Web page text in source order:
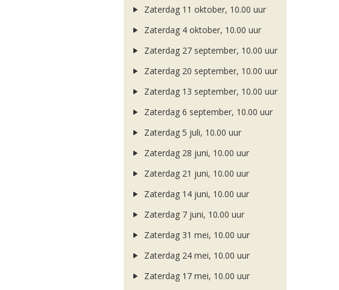
Zaterdag 11 oktober, 10.00 uur
Zaterdag 4 oktober, 10.00 uur
Zaterdag 27 september, 10.00 uur
Zaterdag 20 september, 10.00 uur
Zaterdag 13 september, 10.00 uur
Zaterdag 6 september, 10.00 uur
Zaterdag 5 juli, 10.00 uur
Zaterdag 28 juni, 10.00 uur
Zaterdag 21 juni, 10.00 uur
Zaterdag 14 juni, 10.00 uur
Zaterdag 7 juni, 10.00 uur
Zaterdag 31 mei, 10.00 uur
Zaterdag 24 mei, 10.00 uur
Zaterdag 17 mei, 10.00 uur